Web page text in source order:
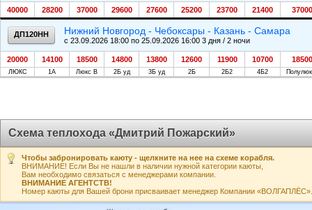
40000 28200 37000 29600 27600 25200 23700 21400 37000
ДП120НН Нижний Новгород - Чебоксары - Казань - Самара
c 23.09.2026 18:00 по 25.09.2026 16:00 3 дня / 2 ночи
20000 14100 18500 14800 13800 12600 11900 10700 18500
ЛЮКС 1А Люкс В 2Б уд 3Б уд 2Б 2Б2 4Б2
Схема теплохода «Дмитрий Пожарский»
Чтобы забронировать каюту - щелкните на нее на схеме корабля.
ВНИМАНИЕ! Если Вы не нашли в наличии нужной категории каюты,
Вам необходимо связаться с менеджерами компании.
ВНИМАНИЕ АГЕНТСТВ!
Номер каюты для Вашей брони присваивает менеджер Компании «ВОЛГАПЛЁС».